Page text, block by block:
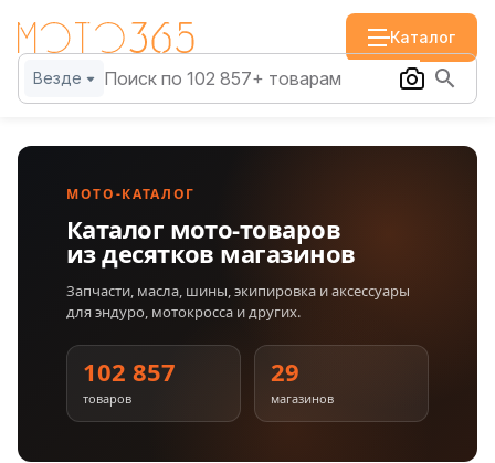
Каталог
Везде
МОТО-КАТАЛОГ
Каталог мото-товаров
из десятков магазинов
Запчасти, масла, шины, экипировка и аксессуары
для эндуро, мотокросса и других.
102 857
товаров
29
магазинов